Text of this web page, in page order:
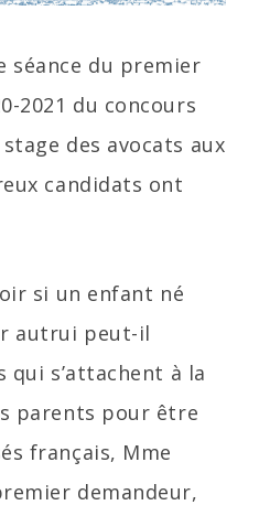
séance du premier
2021 du concours
des avocats aux
candidats ont
si un enfant né
autrui peut-il
s’attachent à la
parents pour être
français, Mme
demandeur,